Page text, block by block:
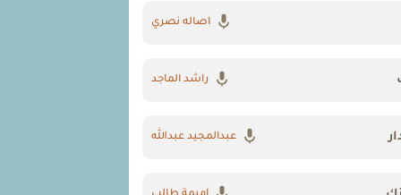
اصاله نصري
راشد الماجد
عبدالمجيد عبدالله